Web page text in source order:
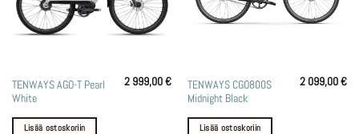
TENWAYS AGO-T Pearl
White
2 999,00€
Lisää ostoskoriin
TENWAYS CGO800S
Midnight Black
2 099,00€
Lisää ostoskoriin